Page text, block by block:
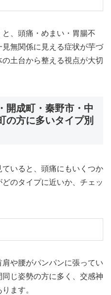
、頭痛・めまい・胃腸不
無関係に見える症状が芋づ
土台から整える視点が大切
開成町・秦野市・中
の方に多いタイプ別
いると、頭痛にもいくつか
のタイプに近いか、チェッ
や腰がパンパンに張ってい
じ姿勢の方に多く、交感神
ます。